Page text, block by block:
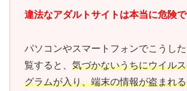
違法なアダルトサイトは本当に危険で
パソコンやスマートフォンでこうし
覧すると、 気づかないうちにウイル
グラムが入り、端末の情報が盗まれる